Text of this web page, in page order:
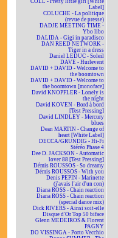
COLL - Pretty little girl [White
Label]
COLUCHE - La politique
(revue de presse)
DADJE MEETING TIME -
Ybo libo
DALIDA - Gigi in paradisco
DAN REED NETWORK -
Tiger in a dress
Daniel LEDUC - Soleil
DAVE - Hurlevent
DAVID + DAVID - Welcome to
the boomtown
DAVID + DAVID - Welcome to
the boomtown [monoface]
David KNOPFLER - Lonely is
the night
David KOVEN - Bord à bord
[Test Pressing]
David LINDLEY - Mercury
blues
Dean MARTIN - Change of
heart [White Label]
DECCA/GRUNDIG - Hi-Fi
Stéréo Phase 4
Dee D. JACKSON - Automatic
lover 88 [Test Pressing]
Démis ROUSSOS - So dreamy
Démis ROUSSOS - With you
Denis PEPIN - Marinette
(j'avais l'air d'un con)
Diana ROSS - Chain reaction
Diana ROSS - Chain reaction
(special dance mix)
Dick RIVERS - Ainsi soit-elle
Disque d'Or Top 50 biface
Glenn MEDEIROS & Florent
PAGNY
DO VISSINGA - Porto Vecchio